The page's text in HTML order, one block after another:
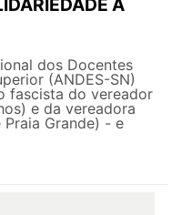
dos Docentes
(ANDES-SN)
fascista do vereador
e da vereadora
Grande) - e